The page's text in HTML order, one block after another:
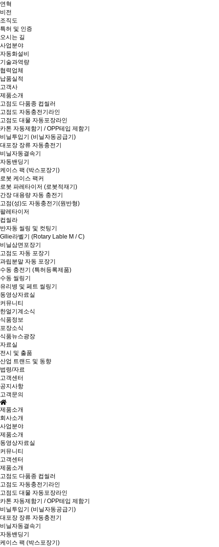
연혁
비전
조직도
특허 및 인증
오시는 길
사업분야
자동화설비
기술과역량
협력업체
납품실적
고객사
제품소개
고점도 다품종 컵씰러
고점도 자동충전기라인
고점도 대물 자동포장라인
카톤 자동제함기 / OPP테입 제함기
비닐투입기 (비닐자동공급기)
대포장 장류 자동충전기
비닐자동결속기
자동밴딩기
케이스 팩 (박스포장기)
로봇 케이스 팩커
로봇 파레타이저 (로봇적재기)
간장 대용량 자동 충전기
고점(성)도 자동충전기(원반형)
팔레타이저
컵씰라
반자동 씰링 및 컷팅기
Gllie라벨기 (Rotary Lable M / C)
비닐삼면포장기
고점도 자동 포장기
과립분말 자동 포장기
수동 충전기 (특허등록제품)
수동 씰링기
유리병 및 페트 씰링기
동영상자료실
커뮤니티
한얼기계소식
식품정보
포장소식
식품뉴스광장
자료실
전시 및 출품
산업 트랜드 및 동향
법령/자료
고객센터
공지사항
고객문의
제품소개
회사소개
사업분야
제품소개
동영상자료실
커뮤니티
고객센터
제품소개
고점도 다품종 컵씰러
고점도 자동충전기라인
고점도 대물 자동포장라인
카톤 자동제함기 / OPP테입 제함기
비닐투입기 (비닐자동공급기)
대포장 장류 자동충전기
비닐자동결속기
자동밴딩기
케이스 팩 (박스포장기)